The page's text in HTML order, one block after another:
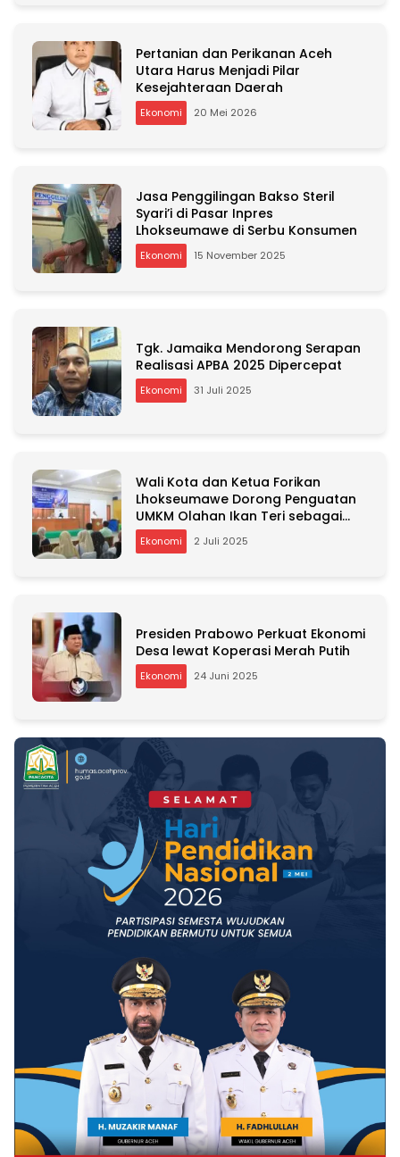
Pertanian dan Perikanan Aceh
Utara Harus Menjadi Pilar
Kesejahteraan Daerah
Ekonomi 20 Mei 2026
Jasa Penggilingan Bakso Steril
Syari’i di Pasar Inpres
Lhokseumawe di Serbu Konsumen
Ekonomi 15 November 2025
Tgk. Jamaika Mendorong Serapan
Realisasi APBA 2025 Dipercepat
Ekonomi 31 Juli 2025
Wali Kota dan Ketua Forikan
Lhokseumawe Dorong Penguatan
UMKM Olahan Ikan Teri sebagai
Program Unggulan
Ekonomi 2 Juli 2025
Presiden Prabowo Perkuat Ekonomi
Desa lewat Koperasi Merah Putih
Ekonomi 24 Juni 2025